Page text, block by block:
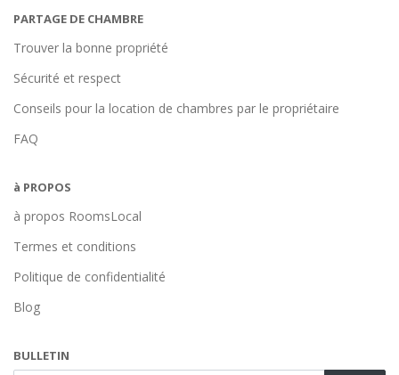
PARTAGE DE CHAMBRE
Trouver la bonne propriété
Sécurité et respect
Conseils pour la location de chambres par le propriétaire
FAQ
à PROPOS
à propos RoomsLocal
Termes et conditions
Politique de confidentialité
Blog
BULLETIN